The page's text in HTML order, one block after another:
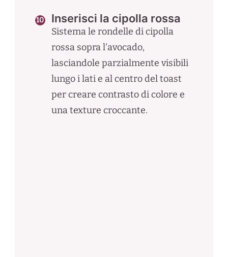
Inserisci la cipolla rossa
Sistema le rondelle di cipolla
rossa sopra l'avocado,
lasciandole parzialmente visibili
lungo i lati e al centro del toast
per creare contrasto di colore e
una texture croccante.